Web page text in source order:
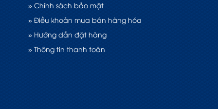
» Chính sách bảo mật
» Điều khoản mua bán hàng hóa
» Hướng dẫn đặt hàng
» Thông tin thanh toán